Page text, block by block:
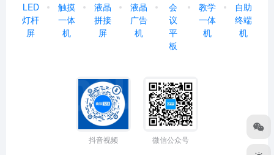
LED
灯杆
屏
触摸
一体
机
液晶
拼接
屏
液晶
广告
机
会
议
平
板
教学
一体
机
自助
终端
机
抖音视频 微信公众号